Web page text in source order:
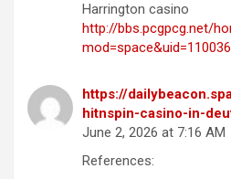
Harrington casino
http://bbs.pcgpcg.net/
https://
hitnspin-casino-in-
June 2, 2026 at 7:16 AM
References: